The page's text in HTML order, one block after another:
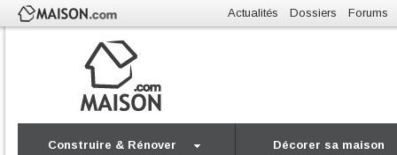
Actualités Dossiers Forums
Construire & Rénover Décorer sa maison